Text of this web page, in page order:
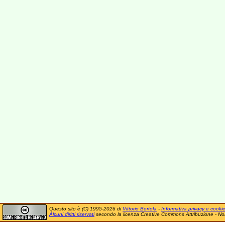
Questo sito è (C) 1995-2026 di Vittorio Bertola - Informativa privacy e cookie
Alcuni diritti riservatisecondo la licenza Creative Commons Attribuzione -